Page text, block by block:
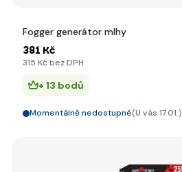
Fogger generátor mlhy
381 Kč
315 Kč bez DPH
+ 13 bodů
Momentálně nedostupné(U vás 17.01.)